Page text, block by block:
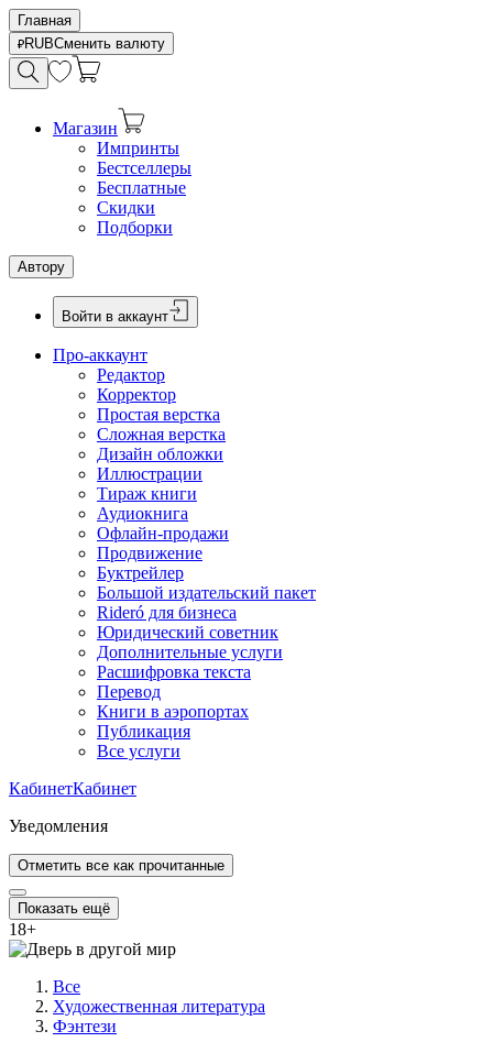
Главная
RUBСменить валюту
Магазин
Импринты
Бестселлеры
Бесплатные
Скидки
Подборки
Автору
Войти в аккаунт
Про-аккаунт
Редактор
Корректор
Простая верстка
Сложная верстка
Дизайн обложки
Иллюстрации
Тираж книги
Аудиокнига
Офлайн-продажи
Продвижение
Буктрейлер
Большой издательский пакет
Rideró для бизнеса
Юридический советник
Дополнительные услуги
Расшифровка текста
Перевод
Книги в аэропортах
Публикация
Все услуги
КабинетКабинет
Уведомления
Отметить все как прочитанные
Показать ещё
18+
Все
Художественная литература
Фэнтези